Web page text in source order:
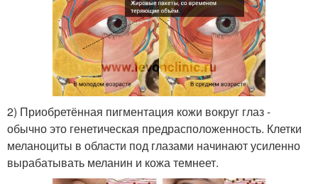
2) Приобретённая пигментация кожи вокруг глаз -
обычно это генетическая предрасположенность. Клетки
меланоциты в области под глазами начинают усиленно
вырабатывать меланин и кожа темнеет.